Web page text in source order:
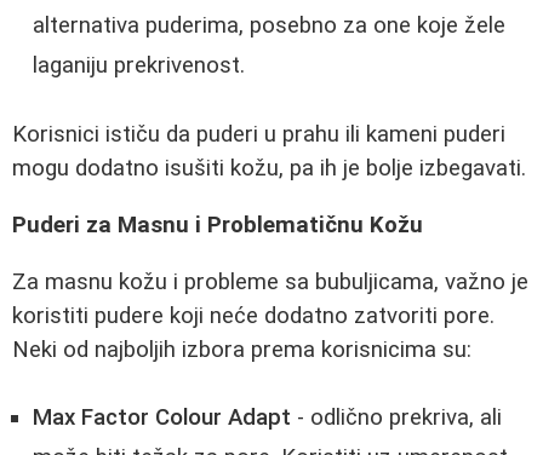
alternativa puderima, posebno za one koje žele
laganiju prekrivenost.
Korisnici ističu da puderi u prahu ili kameni puderi
mogu dodatno isušiti kožu, pa ih je bolje izbegavati.
Puderi za Masnu i Problematičnu Kožu
Za masnu kožu i probleme sa bubuljicama, važno je
koristiti pudere koji neće dodatno zatvoriti pore.
Neki od najboljih izbora prema korisnicima su:
Max Factor Colour Adapt - odlično prekriva, ali